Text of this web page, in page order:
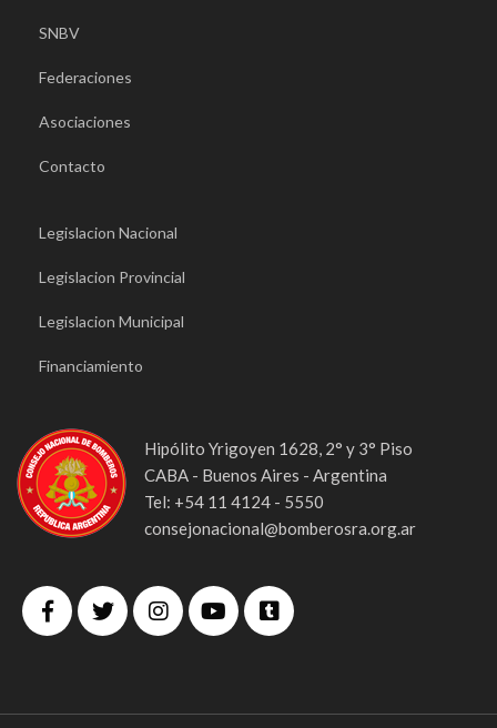
SNBV
Federaciones
Asociaciones
Contacto
Legislacion Nacional
Legislacion Provincial
Legislacion Municipal
Financiamiento
Hipólito Yrigoyen 1628, 2° y 3° Piso
CABA - Buenos Aires - Argentina
Tel: +54 11 4124 - 5550
consejonacional@bomberosra.org.ar